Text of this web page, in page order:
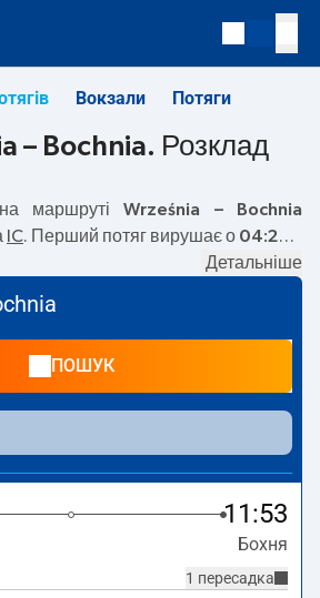
Вокзали Потяги
– Bochnia. Розклад
маршруті Września – Bochnia
IC . Перший потяг вирушає о 04:24з
потяги:
квитка і зазвичай довший час
завершує маршрут на станції Bochnia.
Детальніше
ПОШУК
11:53
Бохня
1 пересадка